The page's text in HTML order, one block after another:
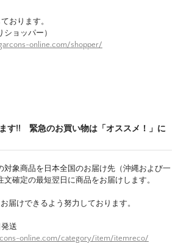
おります。
ショッパー）
online.com/shopper/
す!! 緊急のお買い物は「オススメ！」に
対象商品を日本全国のお届け先（沖縄および一
確定の最短翌日に商品をお届けします。
届けできるよう努力しております。
送
online.com/category/item/itemreco/